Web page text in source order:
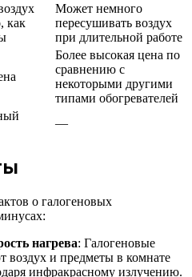
как
Может немного
пересушивать воздух
при длительной работе
Более высокая цена по
сравнению с
некоторыми другими
типами обогревателей
—
о галогеновых
нагрева: Галогеновые
воздух и предметы в комнате
инфракрасному излучению.